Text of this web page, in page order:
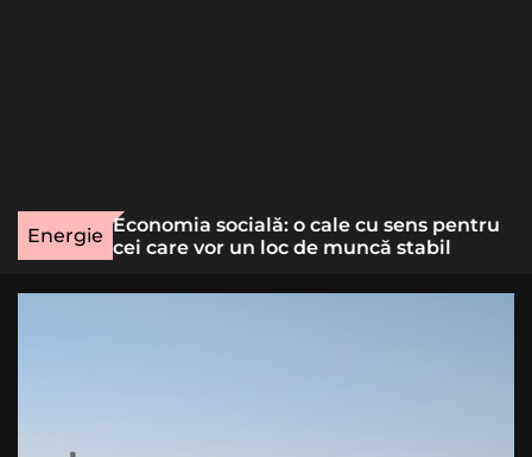
Energie
rară
Economia socială: o cale cu sens pentru
cei care vor un loc de muncă stabil